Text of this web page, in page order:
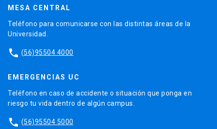
MESA CENTRAL
Teléfono para comunicarse con las distintas áreas de la
Universidad.
phone (56)95504 4000
EMERGENCIAS UC
Teléfono en caso de accidente o situación que ponga en
riesgo tu vida dentro de algún campus.
phone (56)95504 5000